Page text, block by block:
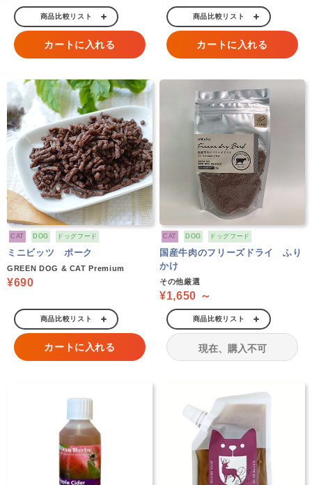
商品比較リスト
カートに入れる
商品比較リスト
カートに入れる
CAT DOG ドッグフード
ミニビッツ ポーク
GREEN DOG & CAT Premium
¥690
商品比較リスト
カートに入れる
CAT DOG ドッグフード
国産牛肉のフリーズドライ ふり
かけ
その他厳選
¥1,650 ～
商品比較リスト
現在、購入不可